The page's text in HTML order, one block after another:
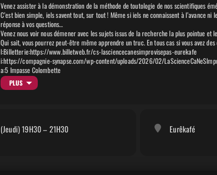
Venez assister à la démonstration de la méthode de toutologie de nos scientifiques
C’est bien simple, iels savent tout, sur tout ! Même si iels ne connaissent à l’avance
réponse à vos questions…
Venez nous voir nous démener avec les sujets issus de la recherche la plus pointue et
Qui sait, vous pourrez peut-être même apprendre un truc. En tous cas si vous avez des
l:Billetterie:https://www.billetweb.fr/cs-lasciencecanesimprovisepas-eurekafe
i:https://compagnie-synapse.com/wp-content/uploads/2026/02/
a:5 Impasse Colombette
Toulouse
France
PLUS
(Jeudi) 19H30 – 21H30 Eurêkafé